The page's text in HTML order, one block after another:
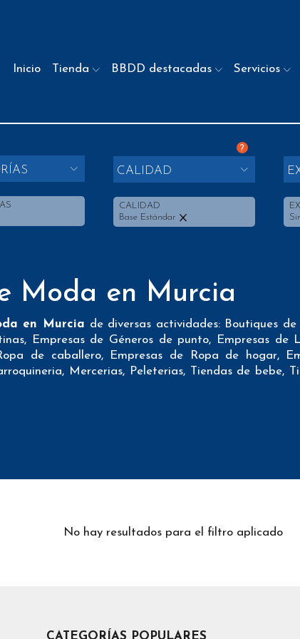
Inicio Tienda BBDD destacadas Servicios
?
CALIDAD
CALIDAD
Base Estándar
Moda en Murcia
en Murcia de diversas actividades: Boutiques
Empresas de Géneros de punto, Empresas de
de caballero, Empresas de Ropa de hogar,
Mercerias, Peleterias, Tiendas de bebe,
formas de contacto que pueden resultar
datos textiles en Murcia han sido verificados
No hay resultados para el filtro aplicado
CATEGORÍAS POPULARES